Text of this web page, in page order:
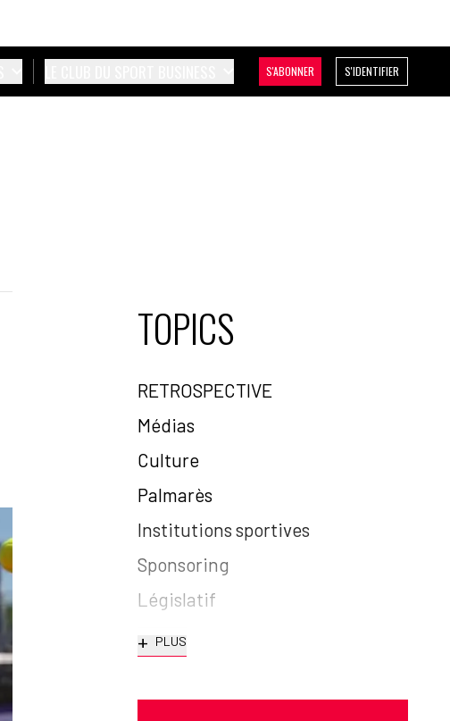
S'ABONNER S'IDENTIFIER
TOPICS
RETROSPECTIVE
Médias
Culture
Palmarès
Institutions sportives
Sponsoring
Législatif
+ PLUS